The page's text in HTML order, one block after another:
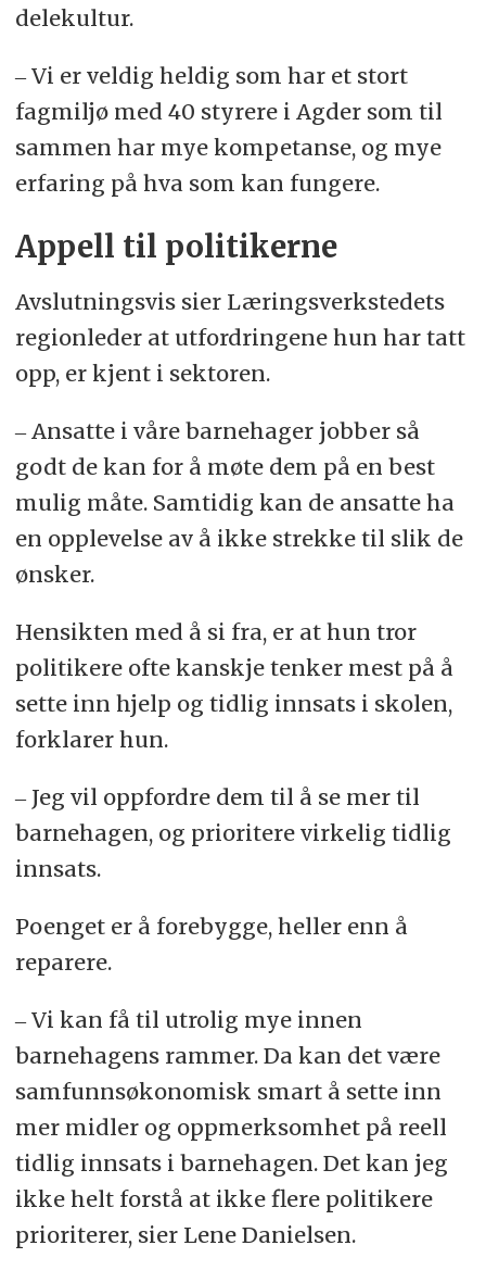
delekultur.
‒ Vi er veldig heldig som har et stort
fagmiljø med 40 styrere i Agder som til
sammen har mye kompetanse, og mye
erfaring på hva som kan fungere.
Appell til politikerne
Avslutningsvis sier Læringsverkstedets
regionleder at utfordringene hun har tatt
opp, er kjent i sektoren.
‒ Ansatte i våre barnehager jobber så
godt de kan for å møte dem på en best
mulig måte. Samtidig kan de ansatte ha
en opplevelse av å ikke strekke til slik de
ønsker.
Hensikten med å si fra, er at hun tror
politikere ofte kanskje tenker mest på å
sette inn hjelp og tidlig innsats i skolen,
forklarer hun.
‒ Jeg vil oppfordre dem til å se mer til
barnehagen, og prioritere virkelig tidlig
innsats.
Poenget er å forebygge, heller enn å
reparere.
‒ Vi kan få til utrolig mye innen
barnehagens rammer. Da kan det være
samfunnsøkonomisk smart å sette inn
mer midler og oppmerksomhet på reell
tidlig innsats i barnehagen. Det kan jeg
ikke helt forstå at ikke flere politikere
prioriterer, sier Lene Danielsen.